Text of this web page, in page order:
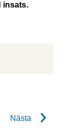
insats.
Nästa